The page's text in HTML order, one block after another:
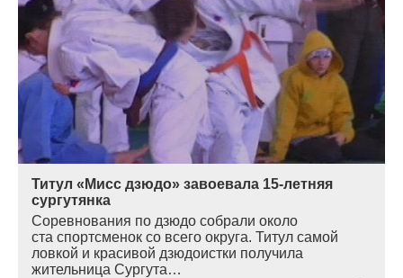
Титул «Мисс дзюдо» завоевала 15-летняя
сургутянка
Соревнования по дзюдо собрали около
ста спортсменок со всего округа. Титул самой
ловкой и красивой дзюдоистки получила
жительница Сургута…